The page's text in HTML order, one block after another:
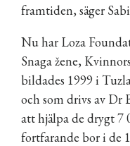
framtiden, säger
Nu har Loza
Snaga žene,
bildades 1999 i
och som drivs av Dr
att hjälpa de drygt 7
fortfarande bor i de